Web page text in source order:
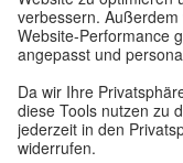
Diese Website
zugänglich und
Daten verwenden